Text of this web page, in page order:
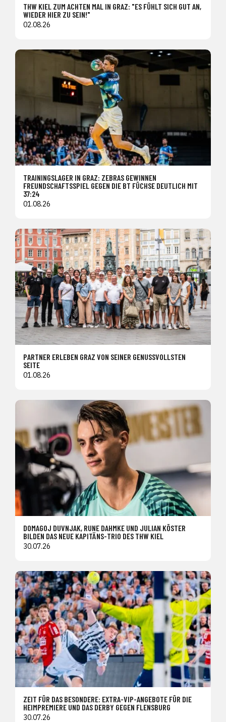
THW KIEL ZUM ACHTEN MAL IN GRAZ: "ES FÜHLT SICH GUT AN,
WIEDER HIER ZU SEIN!"
02.08.26
TRAININGSLAGER IN GRAZ: ZEBRAS GEWINNEN
FREUNDSCHAFTSSPIEL GEGEN DIE BT FÜCHSE DEUTLICH MIT
37:24
01.08.26
PARTNER ERLEBEN GRAZ VON SEINER GENUSSVOLLSTEN
SEITE
01.08.26
DOMAGOJ DUVNJAK, RUNE DAHMKE UND JULIAN KÖSTER
BILDEN DAS NEUE KAPITÄNS-TRIO DES THW KIEL
30.07.26
ZEIT FÜR DAS BESONDERE: EXTRA-VIP-ANGEBOTE FÜR DIE
HEIMPREMIERE UND DAS DERBY GEGEN FLENSBURG
30.07.26